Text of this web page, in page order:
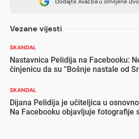
Dodajte Avaz.ba u omiljene
Vezane vijesti
SKANDAL
Nastavnica Pelidija na Facebooku:
činjenicu da su ''Bošnje nastale od
SKANDAL
Dijana Pelidija je učiteljica u
Na Facebooku objavljuje fotografije